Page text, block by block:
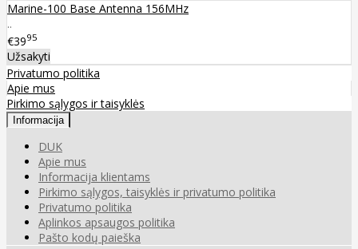
Marine-100 Base Antenna 156MHz
..
€3995
Užsakyti
Privatumo politika
Apie mus
Pirkimo sąlygos ir taisyklės
Informacija
DUK
Apie mus
Informacija klientams
Pirkimo sąlygos, taisyklės ir privatumo politika
Privatumo politika
Aplinkos apsaugos politika
Pašto kodų paieška